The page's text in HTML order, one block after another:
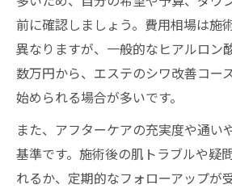
肢
シワ対策効果と料金で選
ト
台東区で賢くシワケアする
術
シワが気になる方必見の台東
台東区エリアで話題のシ
前に確認しましょう。費用相場は施
異なりますが、一般的なヒアルロン
数万円から、エステのシワ改善コー
始められる場合が多いです。
また、アフターケアの充実度や通い
基準です。施術後の肌トラブルや疑
れるか、定期的なフォローアップが